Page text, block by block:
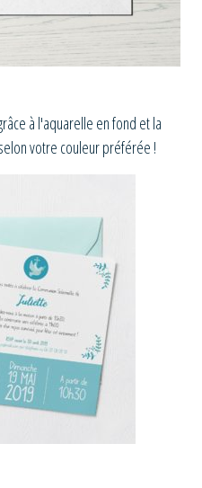
à l'aquarelle en fond et la
votre couleur préférée !